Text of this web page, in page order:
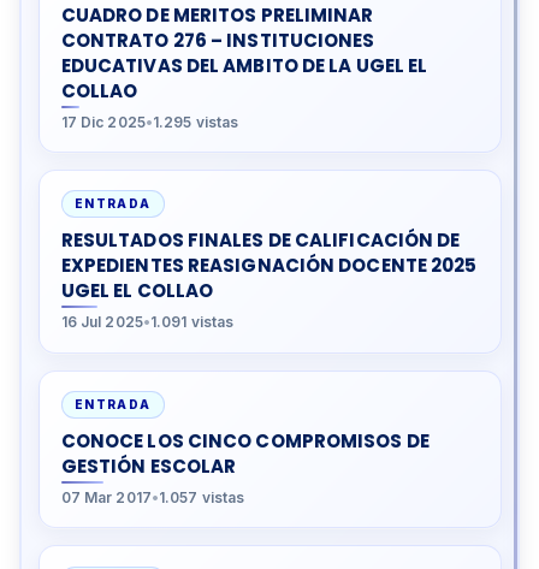
CUADRO DE MERITOS PRELIMINAR
CONTRATO 276 – INSTITUCIONES
EDUCATIVAS DEL AMBITO DE LA UGEL EL
COLLAO
17 Dic 2025•1.295 vistas
ENTRADA
RESULTADOS FINALES DE CALIFICACIÓN DE
EXPEDIENTES REASIGNACIÓN DOCENTE 2025
UGEL EL COLLAO
16 Jul 2025•1.091 vistas
ENTRADA
CONOCE LOS CINCO COMPROMISOS DE
GESTIÓN ESCOLAR
07 Mar 2017•1.057 vistas